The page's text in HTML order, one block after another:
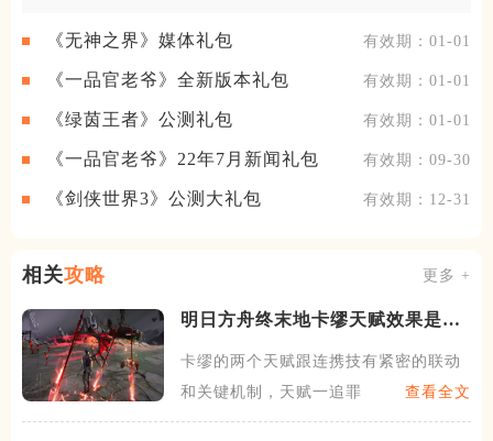
《无神之界》媒体礼包 有效期：01-01
《一品官老爷》全新版本礼包 有效期：01-01
《绿茵王者》公测礼包 有效期：01-01
《一品官老爷》22年7月新闻礼包 有效期：09-30
《剑侠世界3》公测大礼包 有效期：12-31
相关攻略 更多 +
明日方舟终末地卡缪天赋效果是什
卡缪的两个天赋跟连携技有紧密的联动
和关键机制，天赋一追罪之人
查看全文